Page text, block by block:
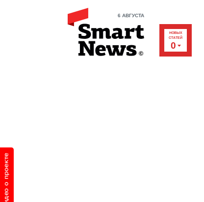
6 АВГУСТА
НОВЫХ
СТАТЕЙ
0